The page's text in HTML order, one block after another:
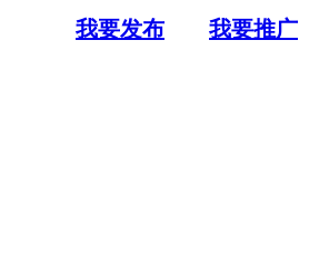
我要发布 我要推广